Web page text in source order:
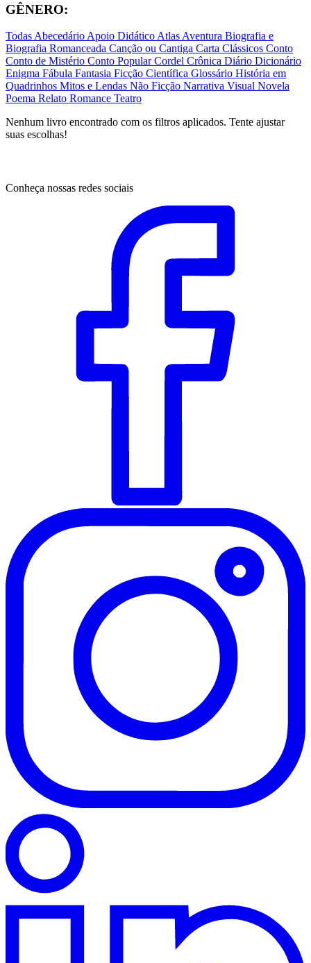
GÊNERO:
TodasAbecedárioApoio DidáticoAtlasAventura Biografia e
Biografia Romanceada Canção ou Cantiga Carta Clássicos Conto
Conto de Mistério Conto PopularCordel Crônica Diário Dicionário
Enigma Fábula Fantasia Ficção Científica Glossário História em
Quadrinhos Mitos e Lendas Não Ficção Narrativa Visual Novela
Poema Relato Romance Teatro
Nenhum livro encontrado com os filtros aplicados. Tente ajustar
suas escolhas!
Conheça nossas redes sociais